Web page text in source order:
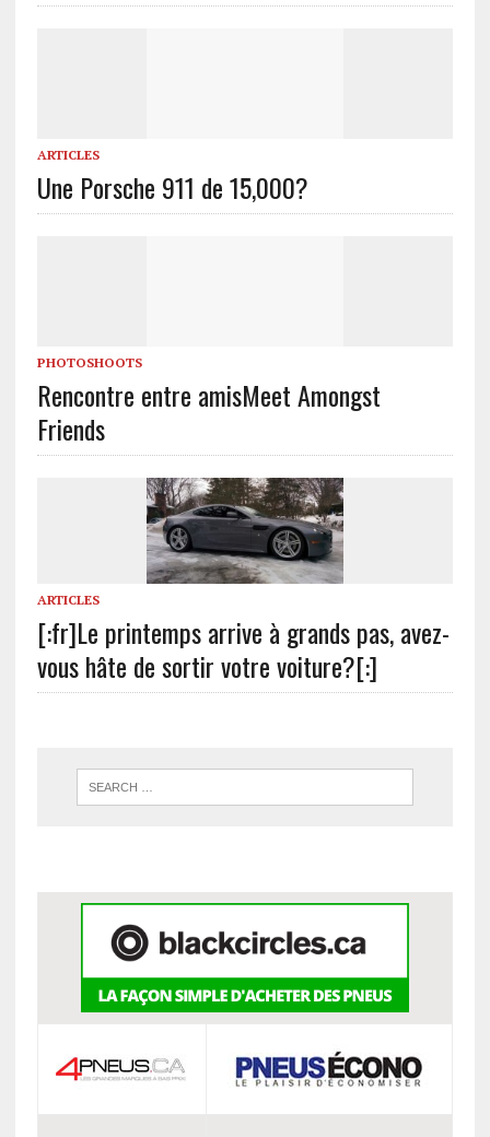
ARTICLES
Une Porsche 911 de 15,000?
PHOTOSHOOTS
Rencontre entre amisMeet Amongst
Friends
ARTICLES
[:fr]Le printemps arrive à grands pas, avez-
vous hâte de sortir votre voiture?[:]